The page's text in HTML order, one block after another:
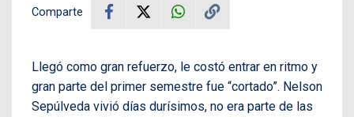
Comparte
Llegó como gran refuerzo, le costó entrar en ritmo y
gran parte del primer semestre fue “cortado”. Nelson
Sepúlveda vivió días durísimos, no era parte de las